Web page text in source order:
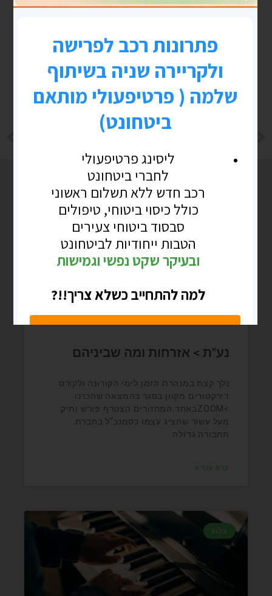
FACEBOOK
TWITTER
LINKEDIN
פוסטים נוספים
נע"ת > אזרחות ומה שביניהם
נלך קצת במנהרת הזמן לימי הקורונה ולקורס
דירקטורים מקוון בסגר בהמצאה שהכרנו
>ZOOMבאחד המחזורים הצטרף פורש ותיק
מעל עשור שהציג עצמו כסמנכ"ל בחברת
תחבורה גדולה
קרא עוד »
בלוג